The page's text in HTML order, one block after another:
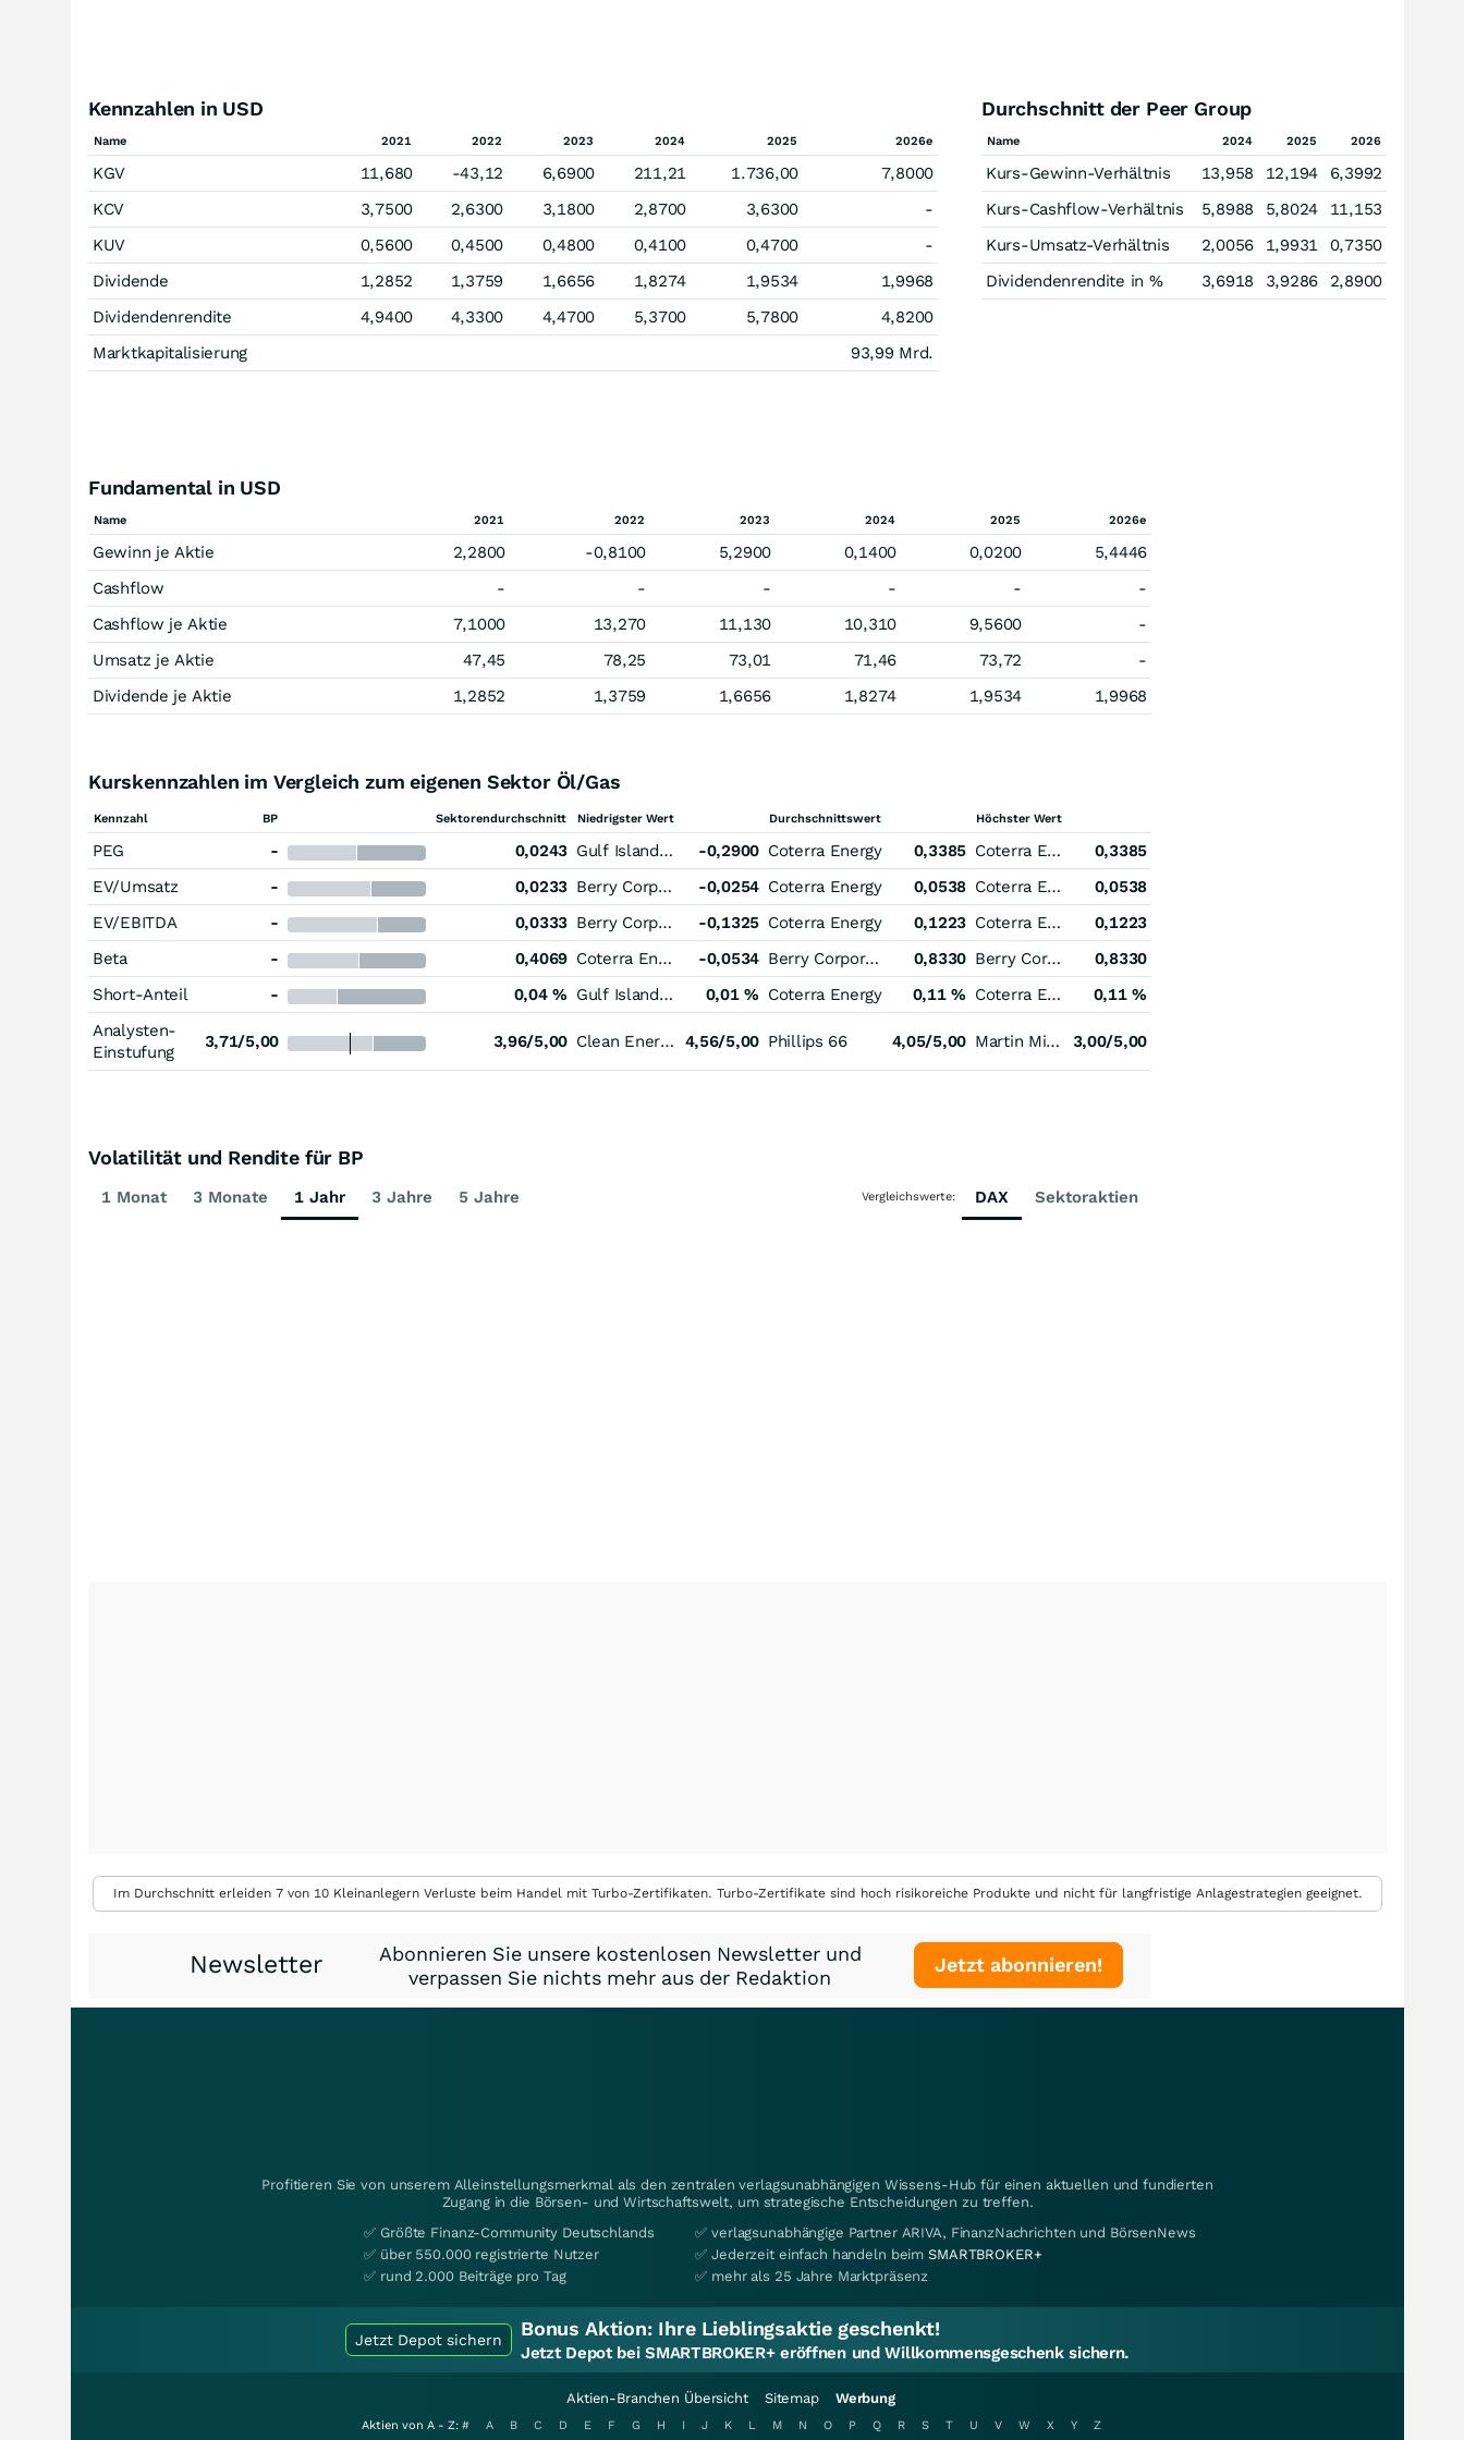
Kennzahlen in USD
Name 2021 2022 2023 2024 2025 2026e
KGV 11,680 -43,12 6,6900 211,21 1.736,00
7,8000
KCV
3,7500 2,6300 3,1800 2,8700 3,6300
-
KUV
0,5600 0,4500 0,4800 0,4100 0,4700
-
Dividende
1,2852 1,3759 1,6656 1,8274 1,9534
1,9968
Dividendenrendite
4,9400 4,3300 4,4700 5,3700 5,7800
4,8200
Marktkapitalisierung
93,99 Mrd.
Durchschnitt der Peer Group
Name 2024 2025 2026
Kurs-Gewinn-Verhältnis 13,958 12,194
6,3992
Kurs-Cashflow-Verhältnis
5,8988 5,8024
11,153
Kurs-Umsatz-Verhältnis
2,0056 1,9931
0,7350
Dividendenrendite in %
3,6918 3,9286 2,8900
Fundamental in USD
Name 2021 2022 2023 2024 2025 2026e
Gewinn je Aktie 2,2800 -0,8100 5,2900 0,1400 0,0200
5,4446
Cashflow
- - - - -
-
Cashflow je Aktie
7,1000 13,270 11,130 10,310 9,5600
-
Umsatz je Aktie
47,45 78,25 73,01 71,46 73,72
-
Dividende je Aktie
1,2852 1,3759 1,6656 1,8274 1,9534 1,9968
Kurskennzahlen im Vergleich zum eigenen Sektor Öl/Gas
Kennzahl BP Sektorendurchschnitt Niedrigster Wert Durchschnittswert Höchster Wert
PEG - 0,0243 Gulf Island Fabrication -0,2900 Coterra Energy 0,3385 Coterra Energy
0,3385
EV/Umsatz
- 0,0233 Berry Corporation -0,0254 Coterra Energy 0,0538 Coterra Energy
0,0538
EV/EBITDA
- 0,0333 Berry Corporation -0,1325 Coterra Energy 0,1223 Coterra Energy
0,1223
Beta
- 0,4069 Coterra Energy -0,0534 Berry Corporation 0,8330 Berry Corporation
0,8330
Short-Anteil
- 0,04 % Gulf Island Fabrication 0,01 % Coterra Energy 0,11 % Coterra Energy
0,11 %
Analysten-
Einstufung
3,71/5,00 3,96/5,00 Clean Energy Fuels 4,56/5,00 Phillips 66 4,05/5,00 Martin Midstream Partners 3,00/5,00
Volatilität und Rendite für BP
1 Monat 3 Monate 1 Jahr 3 Jahre 5 Jahre Vergleichswerte: DAX Sektoraktien
Im Durchschnitt erleiden 7 von 10 Kleinanlegern Verluste beim Handel mit Turbo-Zertifikaten. Turbo-Zertifikate sind hoch risikoreiche Produkte und nicht für langfristige Anlagestrategien geeignet.
Newsletter
Abonnieren Sie unsere kostenlosen Newsletter und
verpassen Sie nichts mehr aus der Redaktion
Jetzt abonnieren!
Profitieren Sie von unserem Alleinstellungsmerkmal als den zentralen verlagsunabhängigen Wissens-Hub für einen aktuellen und fundierten
Zugang in die Börsen- und Wirtschaftswelt, um strategische Entscheidungen zu treffen.
✅ Größte Finanz-Community Deutschlands
✅ über 550.000 registrierte Nutzer
✅ rund 2.000 Beiträge pro Tag
✅ verlagsunabhängige Partner ARIVA, FinanzNachrichten und BörsenNews
✅ Jederzeit einfach handeln beimSMARTBROKER+
✅ mehr als 25 Jahre Marktpräsenz
Jetzt Depot sichern Bonus Aktion: Ihre Lieblingsaktie geschenkt!
Jetzt Depot bei SMARTBROKER+ eröffnen und Willkommensgeschenk sichern.
Aktien-Branchen Übersicht Sitemap Werbung
Aktien von A - Z: # A B C D E F G H I J K L M N O P Q R S T U V W X Y Z